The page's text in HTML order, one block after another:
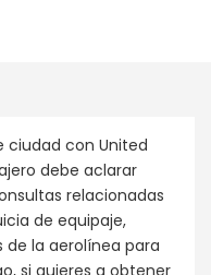
ciudad con United
debe aclarar
relacionadas
de equipaje,
de la aerolínea para
si quieres a obtener